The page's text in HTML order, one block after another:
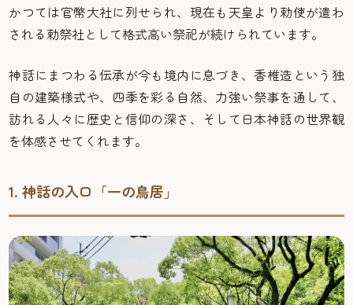
かつては官幣大社に列せられ、現在も天皇より勅使が遣わ
される勅祭社として格式高い祭祀が続けられています。
神話にまつわる伝承が今も境内に息づき、香椎造という独
自の建築様式や、四季を彩る自然、力強い祭事を通して、
訪れる人々に歴史と信仰の深さ、そして日本神話の世界観
を体感させてくれます。
1. 神話の入口「一の鳥居」